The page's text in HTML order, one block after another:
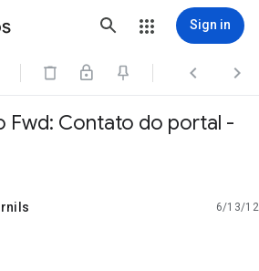
Sign in
  
Fwd: Contato do portal -
6/13/12